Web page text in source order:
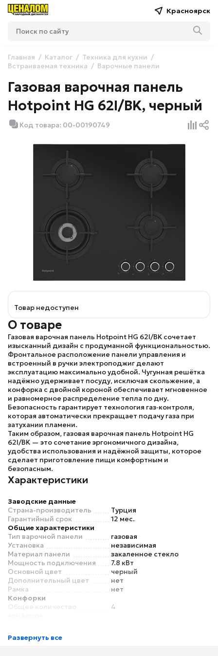
Красноярск
Главная Каталог
Техника для кухни
Встраиваемая техника
Варочные панели
Газовая варочная панель
Hotpoint HG 62I/BK, черный
Код товара: 00-00190749
Товар недоступен
О товаре
Газовая варочная панель Hotpoint HG 62I/BK сочетает
изысканный дизайн с продуманной функциональностью.
Фронтальное расположение панели управления и
встроенный в ручки электроподжиг делают
эксплуатацию максимально удобной. Чугунная решётка
надёжно удерживает посуду, исключая скольжение, а
конфорка с двойной короной обеспечивает мгновенное
и равномерное распределение тепла по дну.
Безопасность гарантирует технология газ‑контроля,
которая автоматически прекращает подачу газа при
затухании пламени.
Таким образом, газовая варочная панель Hotpoint HG
62I/BK — это сочетание эргономичного дизайна,
удобства использования и надёжной защиты, которое
сделает приготовление пищи комфортным и
безопасным.
Характеристики
Заводские данные
Страна-производитель
Турция
Гарантийный срок
12 мес.
Общие характеристики
Тип варочной панели
газовая
Установка
независимая
Материал панели
закаленное стекло
Мощность подключения
7.8 кВт
Основной цвет
черный
Дополнительный цвет
нет
Рамка
нет
Конфорки
Общее количество
4
Передняя левая конфорка
Развернуть все